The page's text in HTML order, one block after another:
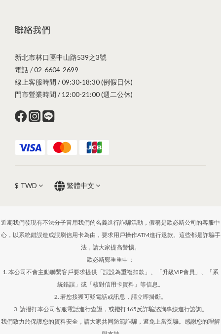
聯絡我們
新北市林口區中山路539之3號
電話 / 02-6604-2699
線上客服時間 / 09:30-18:30 (例假日休)
門市營業時間 / 12:00-21:00 (週二公休)
$ TWD 繁體中文
近期我們發現有不法分子冒用我們的名義進行詐騙活動，假稱是歐必斯公司的客服中
心，以系統錯誤造成誤刷信用卡為由，要求用戶操作ATM進行退款。這些都是詐騙手
法，請大家提高警惕。
歐必斯鄭重重申：
1. 本公司不會主動聯繫客戶要求提供「誤設為重複扣款」、「升級VIP會員」、「系
統錯誤」或「核對信用卡資料」等信息。
2. 若您接獲可疑電話或訊息，請立即掛斷。
3. 請撥打本公司客服電話進行查證，或撥打165反詐騙諮詢專線進行諮詢。
我們致力於保護您的資料安全，請大家共同防範詐騙，避免上當受騙。感謝您的理解